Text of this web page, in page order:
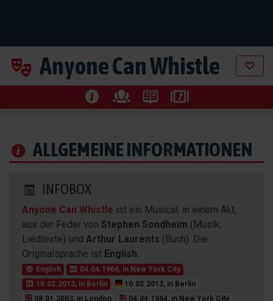
Anyone Can Whistle
ALLGEMEINE INFORMATIONEN
INFOBOX
Anyone Can Whistle ist ein Musical, in einem Akt,
aus der Feder von Stephen Sondheim (Musik,
Liedtexte) und Arthur Laurents (Buch). Die
Originalsprache ist English.
English
04.04.1964, in New York City
10.02.2012, in Berlin
10.02.2012, in Berlin
08.01.2003, in London
04.04.1964, in New York City